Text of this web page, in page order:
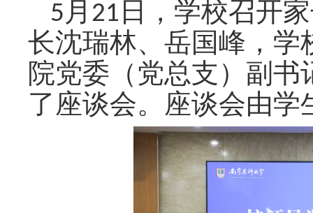
5月21 日，学校召开
长沈瑞林、岳国峰，学
院党委（党总支）副
了座谈会。座谈会由